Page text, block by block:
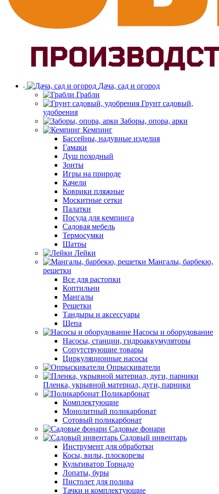
Дача, сад и огород
Грабли
Грунт садовый,
удобрения
Заборы, опора, арки
Кемпинг
Бассейны, надувные изделия
Гамаки
Душ походный
Зонты
Игры на природе
Качели
Коврики пляжные
Москитные сетки
Палатки
Посуда для кемпинга
Садовая мебель
Термосумки
Шатры
Лейки
Мангалы, барбекю,
решетки
Все для растопки
Коптильни
Мангалы
Решетки
Тандыры и аксессуары
Щепа
Насосы и оборудование
Насосы, станции, гидроаккумуляторы
Сопутствующие товары
Циркуляционные насосы
Опрыскиватели
Пленка, укрывной материал, дуги, парники
Поликарбонат
Комплектующие
Монолитный поликарбонат
Сотовый поликарбонат
Садовые фонари
Садовый инвентарь
Инструмент для обработки
Косы, вилы, плоскорезы
Культиватор Торнадо
Лопаты, буры
Пистолет для полива
Тачки и комплектующие